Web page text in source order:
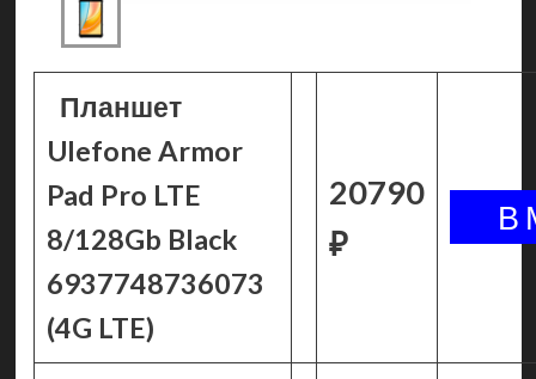
Планшет
Ulefone Armor
Pad Pro LTE
8/128Gb Black
6937748736073
(4G LTE)
20790
₽